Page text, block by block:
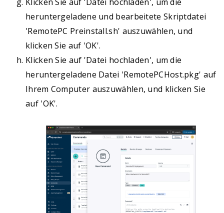
fi
# --- (Optional) Clean up the files from the /tmp
rm "$PREINSTALL_SCRIPT" "$INSTALL_PKG"
echo "Installation complete."
# --- Launch the installed RemotePC Application —
loggedInUser=$(stat -f "%Su" /dev/console)
    echo "Launching app for user: $loggedInUser"
    sudo -u "$loggedInUser" open "$APP_PATH"
else
    echo "No logged-in user. Skipping app launch."
fi
heruntergeladene und bearbeitete Skriptdatei
'RemotePC Preinstall.sh' auszuwählen, und
klicken Sie auf 'OK'.
Klicken Sie auf 'Datei hochladen', um die
heruntergeladene Datei 'RemotePCHost.pkg' auf
Ihrem Computer auszuwählen, und klicken Sie
auf 'OK'.